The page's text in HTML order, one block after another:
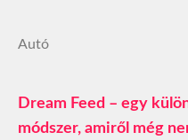
Autó
Dream Feed – egy
módszer, amiről még